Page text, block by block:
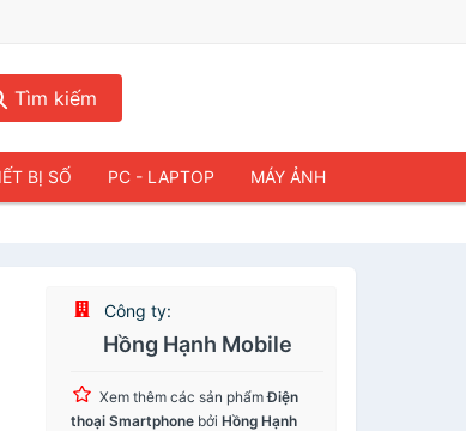
Tìm kiếm
BỊ SỐ PC - LAPTOP MÁY ẢNH
Công ty:
Hồng Hạnh Mobile
Xem thêm các sản phẩmĐiện
thoại Smartphone bởiHồng Hạnh